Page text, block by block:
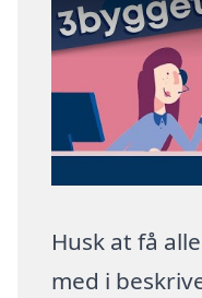
Husk at få
med i